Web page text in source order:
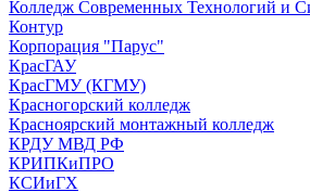
Колледж Современных Технологий и
Контур
Корпорация "Парус"
КрасГАУ
КрасГМУ (КГМУ)
Красногорский колледж
Красноярский монтажный колледж
КРДУ МВД РФ
КРИПКиПРО
КСИиГХ